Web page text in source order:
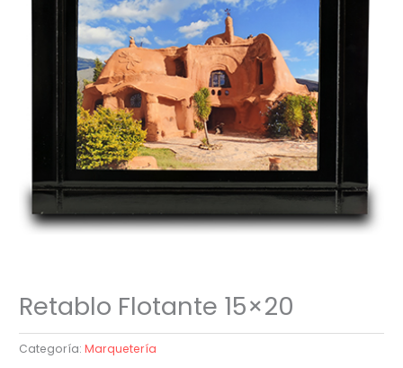
Retablo Flotante 15×20
Categoría:Marquetería